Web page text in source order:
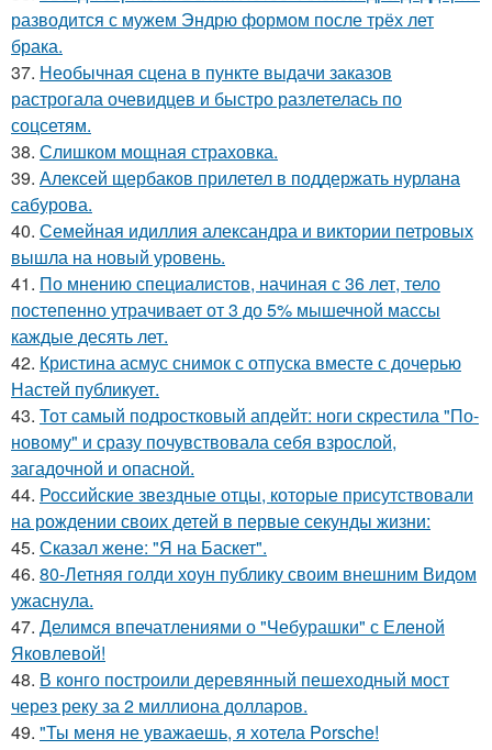
разводится с мужем Эндрю формом после трёх лет
брака.
37. Необычная сцена в пункте выдачи заказов
растрогала очевидцев и быстро разлетелась по
соцсетям.
38. Слишком мощная страховка.
39. Алексей щербаков прилетел в поддержать нурлана
сабурова.
40. Семейная идиллия александра и виктории петровых
вышла на новый уровень.
41. По мнению специалистов, начиная с 36 лет, тело
постепенно утрачивает от 3 до 5% мышечной массы
каждые десять лет.
42. Кристина асмус снимок с отпуска вместе с дочерью
Настей публикует.
43. Тот самый подростковый апдейт: ноги скрестила "По-
новому" и сразу почувствовала себя взрослой,
загадочной и опасной.
44. Российские звездные отцы, которые присутствовали
на рождении своих детей в первые секунды жизни:
45. Сказал жене: "Я на Баскет".
46. 80-Летняя голди хоун публику своим внешним Видом
ужаснула.
47. Делимся впечатлениями о "Чебурашки" с Еленой
Яковлевой!
48. В конго построили деревянный пешеходный мост
через реку за 2 миллиона долларов.
49. "Ты меня не уважаешь, я хотела Porsche!